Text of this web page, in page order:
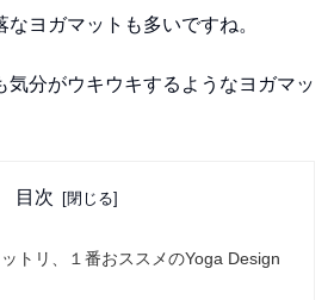
ヨガマットも多いですね。
気分がウキウキするようなヨガマッ
目次
トリ、１番おススメのYoga Design